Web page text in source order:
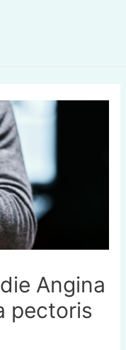
Angina
pectoris